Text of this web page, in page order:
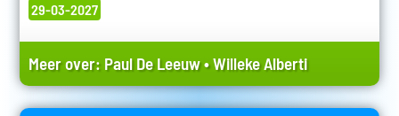
29-03-2027
Meer over: Paul De Leeuw•Willeke Alberti